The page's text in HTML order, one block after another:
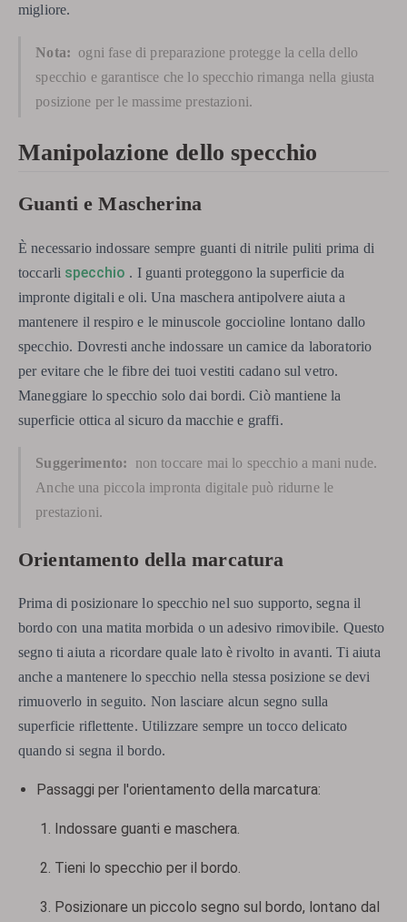
migliore.
Nota: ogni fase di preparazione protegge la cella dello
specchio e garantisce che lo specchio rimanga nella giusta
posizione per le massime prestazioni.
Manipolazione dello specchio
Guanti e Mascherina
È necessario indossare sempre guanti di nitrile puliti prima di
toccarli specchio . I guanti proteggono la superficie da
impronte digitali e oli. Una maschera antipolvere aiuta a
mantenere il respiro e le minuscole goccioline lontano dallo
specchio. Dovresti anche indossare un camice da laboratorio
per evitare che le fibre dei tuoi vestiti cadano sul vetro.
Maneggiare lo specchio solo dai bordi. Ciò mantiene la
superficie ottica al sicuro da macchie e graffi.
Suggerimento:
non toccare mai lo specchio a mani nude.
Anche una piccola impronta digitale può ridurne le
prestazioni.
Orientamento della marcatura
Prima di posizionare lo specchio nel suo supporto, segna il
bordo con una matita morbida o un adesivo rimovibile. Questo
segno ti aiuta a ricordare quale lato è rivolto in avanti. Ti aiuta
anche a mantenere lo specchio nella stessa posizione se devi
rimuoverlo in seguito. Non lasciare alcun segno sulla
superficie riflettente. Utilizzare sempre un tocco delicato
quando si segna il bordo.
Passaggi per l'orientamento della marcatura:
Indossare guanti e maschera.
Tieni lo specchio per il bordo.
Posizionare un piccolo segno sul bordo, lontano dal